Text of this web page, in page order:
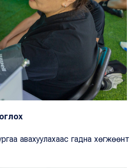
авахуулахаас гадна хөгжөөнт